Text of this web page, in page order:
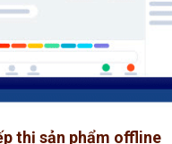
thị sản phẩm offline